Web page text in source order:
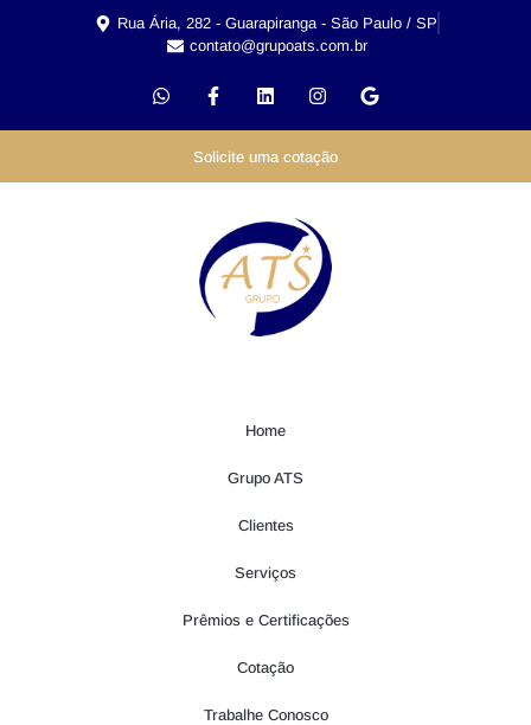
Rua Ária, 282 - Guarapiranga - São Paulo / SP
contato@grupoats.com.br
Solicite uma cotação
Home
Grupo ATS
Clientes
Serviços
Prêmios e Certificações
Cotação
Trabalhe Conosco